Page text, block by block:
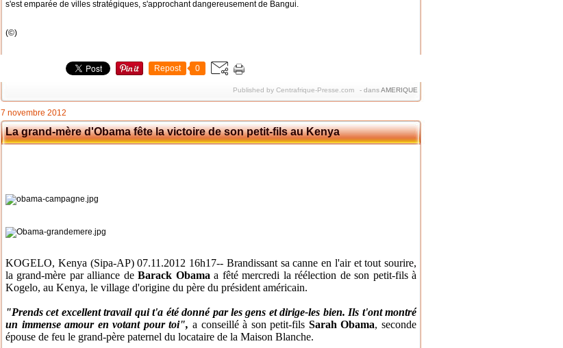
s'est emparée de villes stratégiques, s'approchant dangereusement de Bangui.
(©)
Repost 0
Published by Centrafrique-Presse.com - dansAMERIQUE
7 novembre 2012
La grand-mère d'Obama fête la victoire de son petit-fils au Kenya
KOGELO, Kenya (Sipa-AP) 07.11.2012 16h17-- Brandissant sa canne en l'air et tout sourire,
la grand-mère par alliance deBarack Obama a fêté mercredi la réélection de son petit-fils à
Kogelo, au Kenya, le village d'origine du père du président américain.
"Prends cet excellent travail qui t'a été donné par les gens et dirige-les bien. Ils t'ont montré
un immense amour en votant pour toi", a conseillé à son petit-fils Sarah Obama, seconde
épouse de feu le grand-père paternel du locataire de la Maison Blanche.